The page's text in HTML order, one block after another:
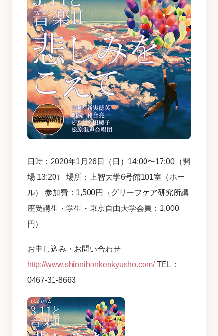
日時：2020年1月26日（日）14:00〜17:00（開
場 13:20） 場所：上智大学6号館101室（ホー
ル） 参加費：1,500円（グリーフケア研究所講
座受講生・学生・東京自由大学会員：1,000
円）
お申し込み・お問い合わせ
http://www.shinnihonkenkyusho.com/TEL：
0467-31-8663